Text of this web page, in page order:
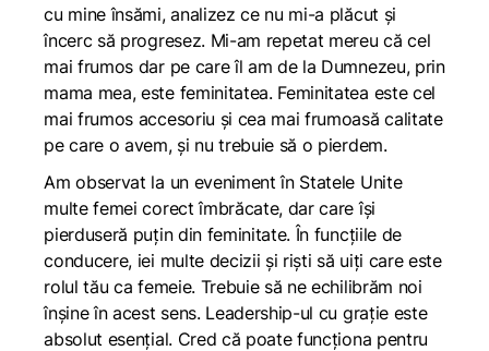
cu mine însămi, analizez ce nu mi-a plăcut și
încerc să progresez. Mi-am repetat mereu că cel
mai frumos dar pe care îl am de la Dumnezeu, prin
mama mea, este feminitatea. Feminitatea este cel
mai frumos accesoriu și cea mai frumoasă calitate
pe care o avem, și nu trebuie să o pierdem.
Am observat la un eveniment în Statele Unite
multe femei corect îmbrăcate, dar care își
pierduseră puțin din feminitate. În funcțiile de
conducere, iei multe decizii și riști să uiți care este
rolul tău ca femeie. Trebuie să ne echilibrăm noi
înșine în acest sens. Leadership-ul cu grație este
absolut esențial. Cred că poate funcționa pentru